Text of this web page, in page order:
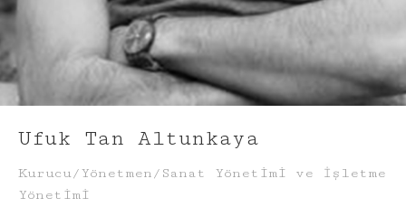
Ufuk Tan Altunkaya
Kurucu/Yönetmen/Sanat Yönetimi ve İşletme
Yönetimi